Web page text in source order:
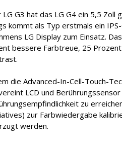
G3 hat das LG G4 ein 5,5 Zoll
kommt als Typ erstmals ein
LG Display zum Einsatz.
bessere Farbtreue, 25
die Advanced-In-Cell-Touch-
LCD und
zu
zur Farbwiedergabe
werden.